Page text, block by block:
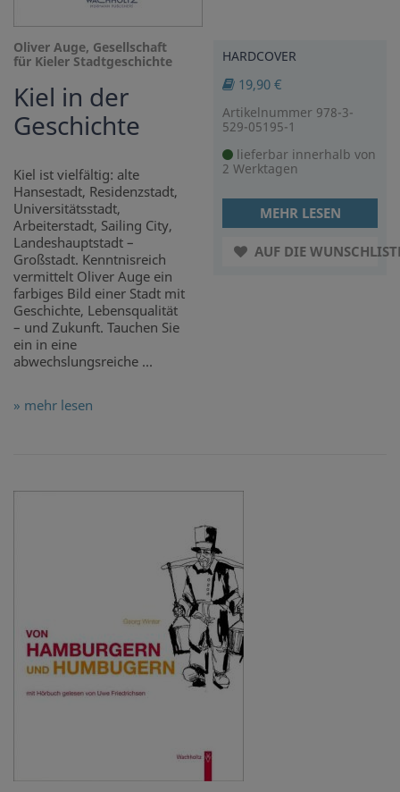
Oliver Auge, Gesellschaft
für Kieler Stadtgeschichte
Kiel in der
Geschichte
Kiel ist vielfältig: alte
Hansestadt, Residenzstadt,
Universitätsstadt,
Arbeiterstadt, Sailing City,
Landeshauptstadt –
Großstadt. Kenntnisreich
vermittelt Oliver Auge ein
farbiges Bild einer Stadt mit
Geschichte, Lebensqualität
– und Zukunft. Tauchen Sie
ein in eine
abwechslungsreiche ...
» mehr lesen
HARDCOVER
19,90 €
Artikelnummer 978-3-
529-05195-1
lieferbar innerhalb von
2 Werktagen
MEHR LESEN
AUF DIE